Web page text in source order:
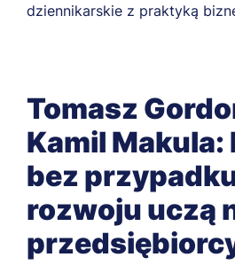
dziennikarskie z praktyką
Tomasz
Kamil Makula:
bez
rozwoju uczą